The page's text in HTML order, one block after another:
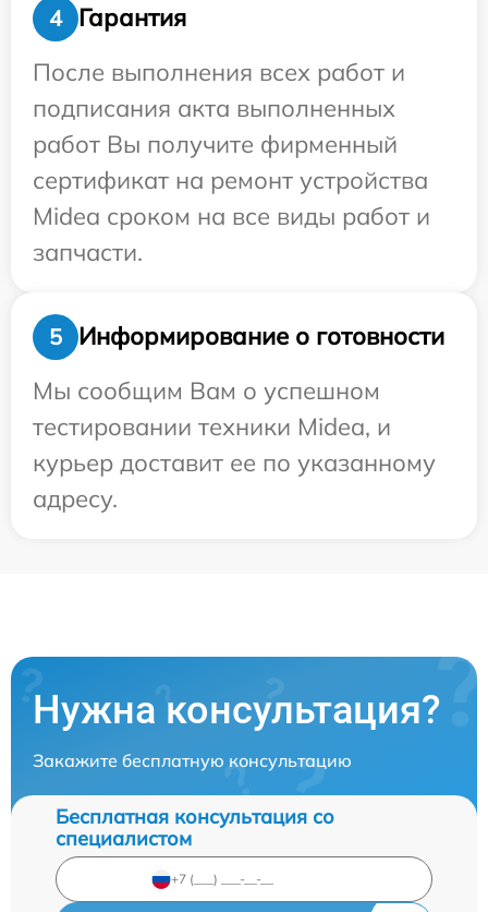
4
Гарантия
После выполнения всех работ и
подписания акта выполненных
работ Вы получите фирменный
сертификат на ремонт устройства
Midea сроком на все виды работ и
запчасти.
5
Информирование о готовности
Мы сообщим Вам о успешном
тестировании техники Midea, и
курьер доставит ее по указанному
адресу.
Нужна консультация?
Закажите бесплатную консультацию
Бесплатная консультация со
специалистом